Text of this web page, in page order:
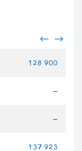
128 900
—
—
137 923